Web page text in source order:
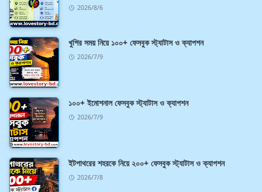
2026/8/6
খুশির সময় নিয়ে ১০০+ ফেসবুক স্ট্যাটাস ও ক্যাপশন
2026/7/9
১০০+ ইমোশনাল ফেসবুক স্ট্যাটাস ও ক্যাপশন
2026/7/9
ইটপাথরের শহরকে নিয়ে ২০০+ ফেসবুক স্ট্যাটাস ও ক্যাপশন
2026/7/8